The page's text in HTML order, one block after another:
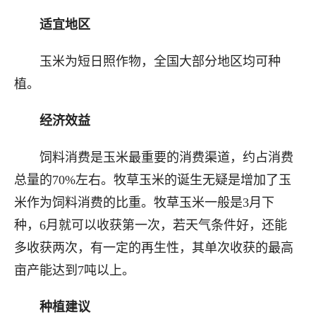
适宜地区
玉米为短日照作物，全国大部分地区均可种
植。
经济效益
饲料消费是玉米最重要的消费渠道，约占消费
总量的70%左右。牧草玉米的诞生无疑是增加了玉
米作为饲料消费的比重。牧草玉米一般是3月下
种，6月就可以收获第一次，若天气条件好，还能
多收获两次，有一定的再生性，其单次收获的最高
亩产能达到7吨以上。
种植建议